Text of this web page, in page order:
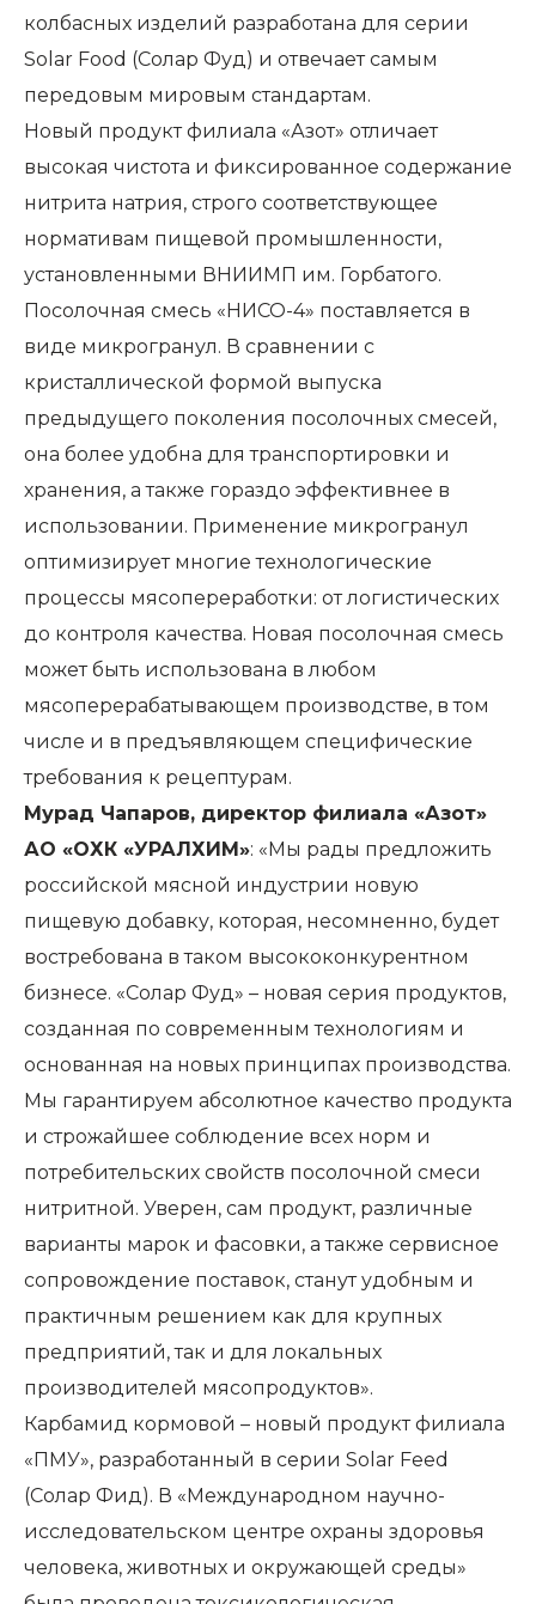
колбасных изделий разработана для серии
Solar Food (Солар Фуд) и отвечает самым
передовым мировым стандартам.
Новый продукт филиала «Азот» отличает
высокая чистота и фиксированное содержание
нитрита натрия, строго соответствующее
нормативам пищевой промышленности,
установленными ВНИИМП им. Горбатого.
Посолочная смесь «НИСО-4» поставляется в
виде микрогранул. В сравнении с
кристаллической формой выпуска
предыдущего поколения посолочных смесей,
она более удобна для транспортировки и
хранения, а также гораздо эффективнее в
использовании. Применение микрогранул
оптимизирует многие технологические
процессы мясопереработки: от логистических
до контроля качества. Новая посолочная смесь
может быть использована в любом
мясоперерабатывающем производстве, в том
числе и в предъявляющем специфические
требования к рецептурам.
Мурад Чапаров, директор филиала «Азот»
АО «ОХК «УРАЛХИМ»: «Мы рады предложить
российской мясной индустрии новую
пищевую добавку, которая, несомненно, будет
востребована в таком высококонкурентном
бизнесе. «Солар Фуд» – новая серия продуктов,
созданная по современным технологиям и
основанная на новых принципах производства.
Мы гарантируем абсолютное качество продукта
и строжайшее соблюдение всех норм и
потребительских свойств посолочной смеси
нитритной. Уверен, сам продукт, различные
варианты марок и фасовки, а также сервисное
сопровождение поставок, станут удобным и
практичным решением как для крупных
предприятий, так и для локальных
производителей мясопродуктов».
Карбамид кормовой ­– новый продукт филиала
«ПМУ», разработанный в серии Solar Feed
(Солар Фид). В «Международном научно-
исследовательском центре охраны здоровья
человека, животных и окружающей среды»